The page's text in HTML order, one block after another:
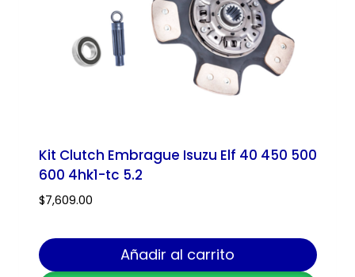
Kit Clutch Embrague Isuzu Elf 40 450 500
600 4hk1-tc 5.2
$7,609.00
Añadir al carrito